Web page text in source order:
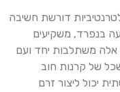
דורשת חשיבה
בנפרד, משקיעים
אלה משתלבות יחד ועם
של קרנות חוב
יכול ליצור זרם